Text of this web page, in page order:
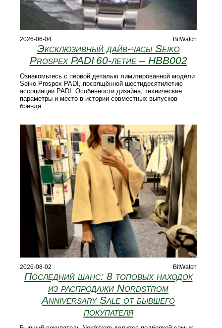
2026-06-04 BitWatch
Эксклюзивный дайв-часы Seiko
Prospex PADI 60‑летие – HBB002
Ознакомьтесь с первой деталью лимитированной модели
Seiko Prospex PADI, посвящённой шестидесятилетию
ассоциации PADI. Особенности дизайна, технические
параметры и место в истории совместных выпусков
бренда.
2026-08-02 BitWatch
Последний шанс: 8 топовых находок
из распродажи Nordstrom
Anniversary Sale от бывшего
покупателя